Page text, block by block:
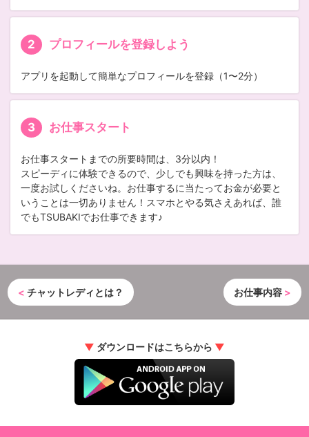
プロフィールを登録しよう
アプリを起動して簡単なプロフィールを登録（1〜2分）
お仕事スタート
お仕事スタートまでの所要時間は、3分以内！
スピーディに体験できるので、少しでも興味を持った方は、
一度お試しくださいね。お仕事するに当たってお金が必要と
いうことは一切ありません！スマホとやる気さえあれば、誰
でもTSUBAKIでお仕事できます♪
< チャットレディとは？ お仕事内容 >
▼ ダウンロードはこちらから ▼